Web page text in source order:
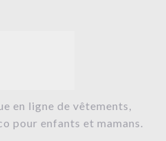
en ligne de vêtements,
pour enfants et mamans.